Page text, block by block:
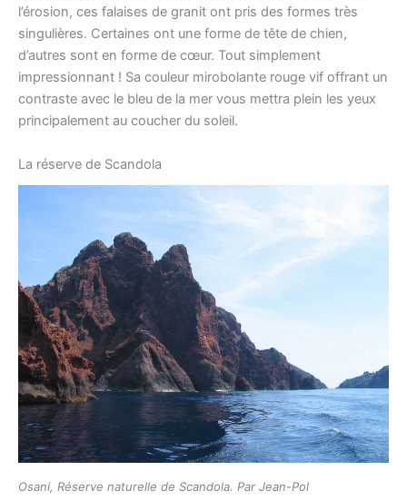
l’érosion, ces falaises de granit ont pris des formes très
singulières. Certaines ont une forme de tête de chien,
d’autres sont en forme de cœur. Tout simplement
impressionnant ! Sa couleur mirobolante rouge vif offrant un
contraste avec le bleu de la mer vous mettra plein les yeux
principalement au coucher du soleil.
La réserve de Scandola
Osani, Réserve naturelle de Scandola. Par Jean-Pol